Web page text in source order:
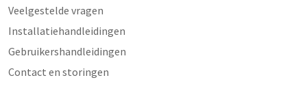
Veelgestelde vragen
Installatiehandleidingen
Gebruikershandleidingen
Contact en storingen